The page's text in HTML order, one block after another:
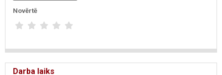
Novērtē
Darba laiks